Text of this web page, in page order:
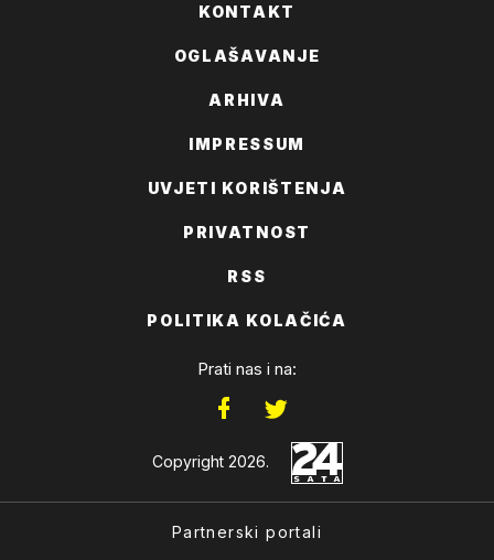
KONTAKT
OGLAŠAVANJE
ARHIVA
IMPRESSUM
UVJETI KORIŠTENJA
PRIVATNOST
RSS
POLITIKA KOLAČIĆA
Prati nas i na:
Copyright 2026.
Partnerski portali